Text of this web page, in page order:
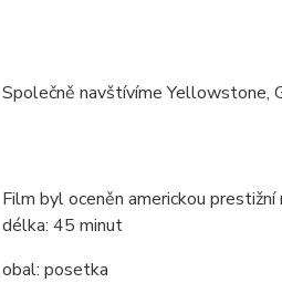
Společně navštívíme Yellowstone,
Film byl oceněn americkou prestižní
délka: 45 minut
obal: posetka